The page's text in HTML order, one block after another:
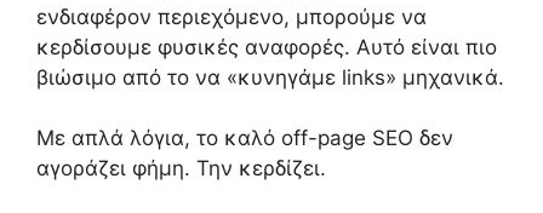
ενδιαφέρον περιεχόμενο, μπορούμε να
κερδίσουμε φυσικές αναφορές. Αυτό είναι πιο
βιώσιμο από το να «κυνηγάμε links» μηχανικά.
Με απλά λόγια, το καλό off-page SEO δεν
αγοράζει φήμη. Την κερδίζει.